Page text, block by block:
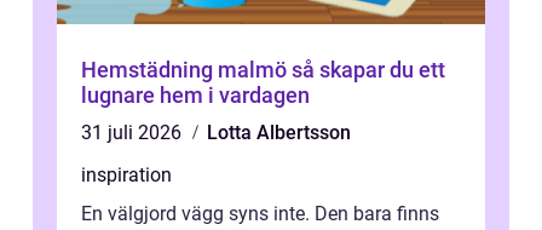
Hemstädning malmö så skapar du ett
lugnare hem i vardagen
31 juli 2026
Lotta Albertsson
inspiration
En välgjord vägg syns inte. Den bara finns